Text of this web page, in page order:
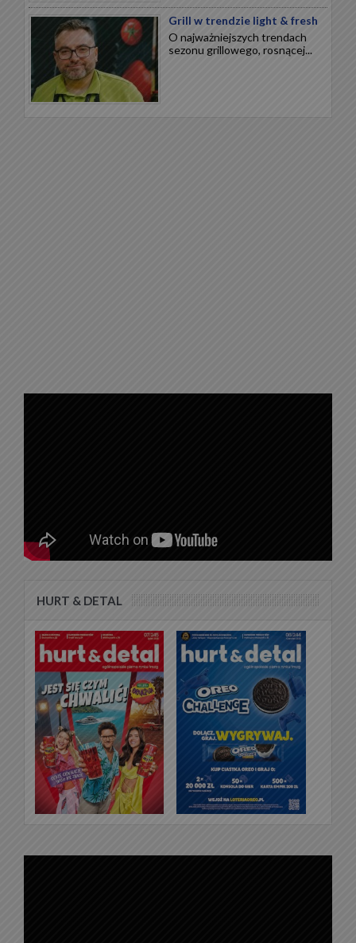
Grill w trendzie light & fresh
O najważniejszych trendach
sezonu grillowego, rosnącej...
HURT & DETAL